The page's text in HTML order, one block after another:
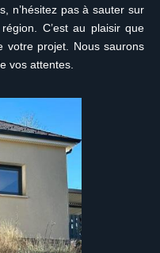
n’hésitez pas à sauter sur
C’est au plaisir que
votre projet. Nous saurons
vos attentes.